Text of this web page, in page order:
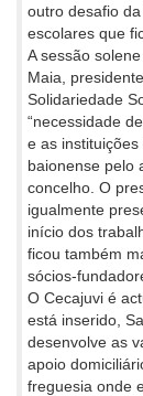
outro desafio
escolares que
A sessão
Maia,
Solidariedade
“necessidade
e as
baionense pelo
concelho. O
igualmente
início dos
ficou também
sócios-
O Cecajuvi é
está inserido,
desenvolve as
apoio
freguesia onde